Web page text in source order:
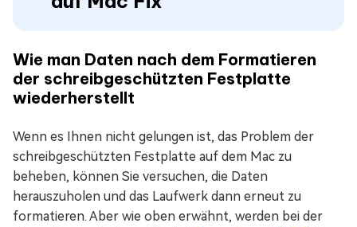
Wie man Daten nach dem Formatieren
der schreibgeschützten Festplatte
wiederherstellt
Wenn es Ihnen nicht gelungen ist, das Problem der
schreibgeschützten Festplatte auf dem Mac zu
beheben, können Sie versuchen, die Daten
herauszuholen und das Laufwerk dann erneut zu
formatieren. Aber wie oben erwähnt, werden bei der